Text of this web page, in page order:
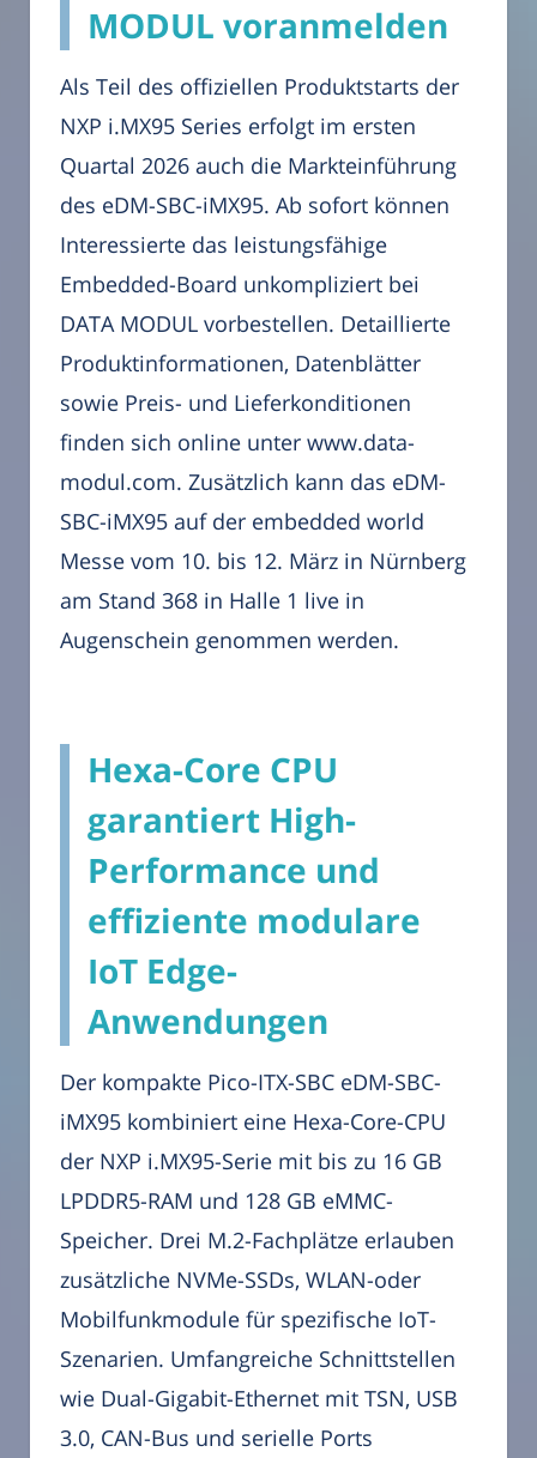
MODUL voranmelden
Als Teil des offiziellen Produktstarts der
NXP i.MX95 Series erfolgt im ersten
Quartal 2026 auch die Markteinführung
des eDM-SBC-iMX95. Ab sofort können
Interessierte das leistungsfähige
Embedded-Board unkompliziert bei
DATA MODUL vorbestellen. Detaillierte
Produktinformationen, Datenblätter
sowie Preis- und Lieferkonditionen
finden sich online unter www.data-
modul.com. Zusätzlich kann das eDM-
SBC-iMX95 auf der embedded world
Messe vom 10. bis 12. März in Nürnberg
am Stand 368 in Halle 1 live in
Augenschein genommen werden.
Hexa-Core CPU
garantiert High-
Performance und
effiziente modulare
IoT Edge-
Anwendungen
Der kompakte Pico-ITX-SBC eDM-SBC-
iMX95 kombiniert eine Hexa-Core-CPU
der NXP i.MX95-Serie mit bis zu 16 GB
LPDDR5-RAM und 128 GB eMMC-
Speicher. Drei M.2-Fachplätze erlauben
zusätzliche NVMe-SSDs, WLAN-oder
Mobilfunkmodule für spezifische IoT-
Szenarien. Umfangreiche Schnittstellen
wie Dual-Gigabit-Ethernet mit TSN, USB
3.0, CAN-Bus und serielle Ports